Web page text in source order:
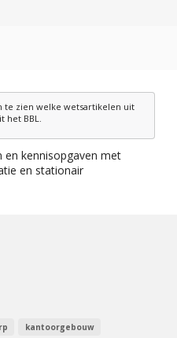
te zien welke wetsartikelen uit
het BBL.
en kennisopgaven met
en stationair
kantoorgebouw